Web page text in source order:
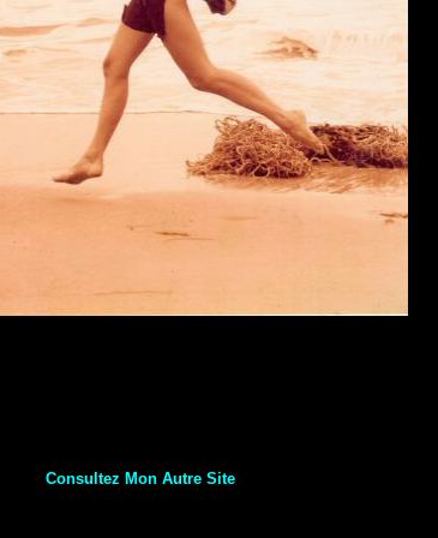
Consultez Mon Autre Site